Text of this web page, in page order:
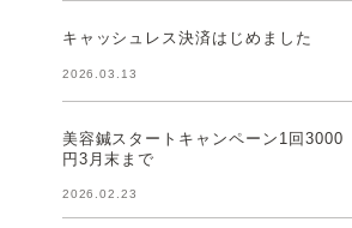
キャッシュレス決済はじめました
2026.03.13
美容鍼スタートキャンペーン1回3000
円3月末まで
2026.02.23